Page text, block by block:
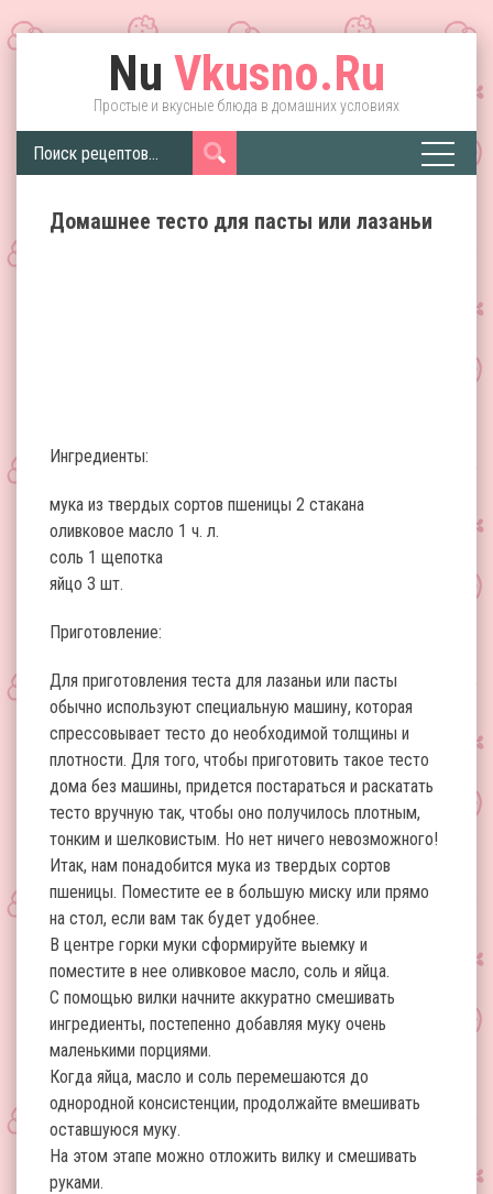
Nu Vkusno.Ru
Простые и вкусные блюда в домашних условиях
Домашнее тесто для пасты или лазаньи
Ингредиенты:
мука из твердых сортов пшеницы 2 стакана
оливковое масло 1 ч. л.
соль 1 щепотка
яйцо 3 шт.
Приготовление:
Для приготовления теста для лазаньи или пасты
обычно используют специальную машину, которая
спрессовывает тесто до необходимой толщины и
плотности. Для того, чтобы приготовить такое тесто
дома без машины, придется постараться и раскатать
тесто вручную так, чтобы оно получилось плотным,
тонким и шелковистым. Но нет ничего невозможного!
Итак, нам понадобится мука из твердых сортов
пшеницы. Поместите ее в большую миску или прямо
на стол, если вам так будет удобнее.
В центре горки муки сформируйте выемку и
поместите в нее оливковое масло, соль и яйца.
С помощью вилки начните аккуратно смешивать
ингредиенты, постепенно добавляя муку очень
маленькими порциями.
Когда яйца, масло и соль перемешаются до
однородной консистенции, продолжайте вмешивать
оставшуюся муку.
На этом этапе можно отложить вилку и смешивать
руками.